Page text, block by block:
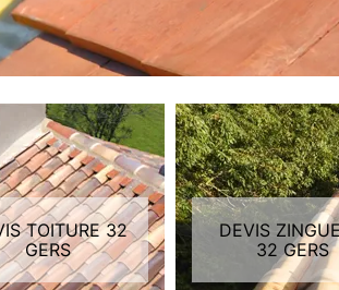
TOITURE 32
GERS
DEVIS
32 GERS